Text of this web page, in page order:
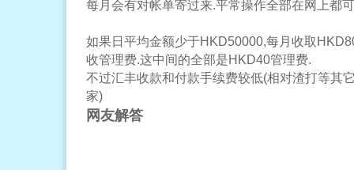
每月会有对帐单寄过来.平常操作全部在网上都
如果日平均金额少于HKD50000,每月收取
收管理费.这中间的全部是HKD40管理费.
不过汇丰收款和付款手续费较低(相对渣打等其
家)
网友解答